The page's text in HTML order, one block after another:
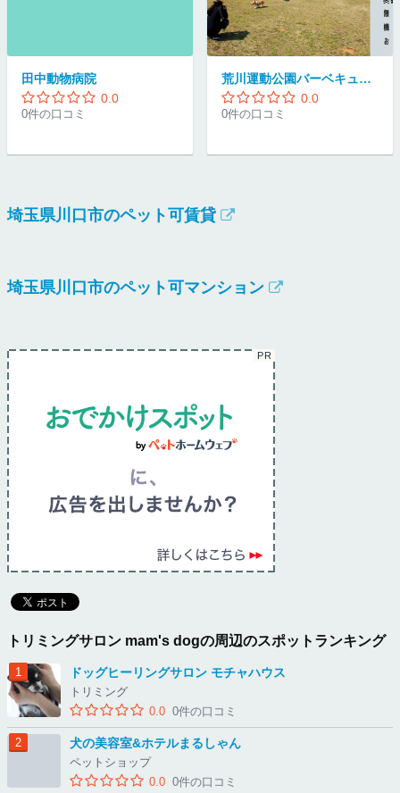
田中動物病院
0.0
0件の口コミ
荒川運動公園バーベキュー広場
0.0
0件の口コミ
埼玉県川口市のペット可賃貸
埼玉県川口市のペット可マンション
トリミングサロン mam's dogの周辺のスポットランキング
ドッグヒーリングサロン モチャハウス
トリミング
0.0 0件の口コミ
犬の美容室&ホテルまるしゃん
ペットショップ
0.0 0件の口コミ